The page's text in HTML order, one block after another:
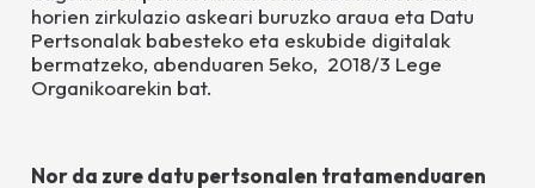
horien zirkulazio askeari buruzko araua eta Datu
Pertsonalak babesteko eta eskubide digitalak
bermatzeko, abenduaren 5eko, 2018/3 Lege
Organikoarekin bat.
Nor da zure datu pertsonalen tratamenduaren